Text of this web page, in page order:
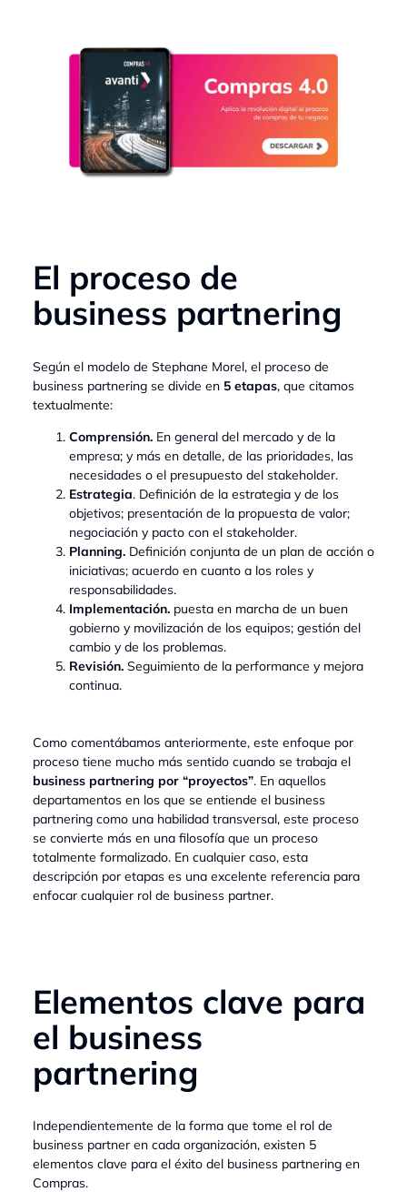
El proceso de
business partnering
Según el modelo de Stephane Morel, el proceso de
business partnering se divide en 5 etapas, que citamos
textualmente:
Comprensión. En general del mercado y de la
empresa; y más en detalle, de las prioridades, las
necesidades o el presupuesto del stakeholder.
Estrategia. Definición de la estrategia y de los
objetivos; presentación de la propuesta de valor;
negociación y pacto con el stakeholder.
Planning. Definición conjunta de un plan de acción o
iniciativas; acuerdo en cuanto a los roles y
responsabilidades.
Implementación. puesta en marcha de un buen
gobierno y movilización de los equipos; gestión del
cambio y de los problemas.
Revisión. Seguimiento de la performance y mejora
continua.
Como comentábamos anteriormente, este enfoque por
proceso tiene mucho más sentido cuando se trabaja el
business partnering por “proyectos”. En aquellos
departamentos en los que se entiende el business
partnering como una habilidad transversal, este proceso
se convierte más en una filosofía que un proceso
totalmente formalizado. En cualquier caso, esta
descripción por etapas es una excelente referencia para
enfocar cualquier rol de business partner.
Elementos clave para
el business
partnering
Independientemente de la forma que tome el rol de
business partner en cada organización, existen 5
elementos clave para el éxito del business partnering en
Compras.